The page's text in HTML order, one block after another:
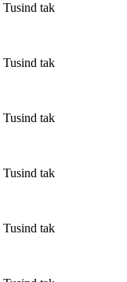
Tusind tak
Tusind tak
Tusind tak
Tusind tak
Tusind tak